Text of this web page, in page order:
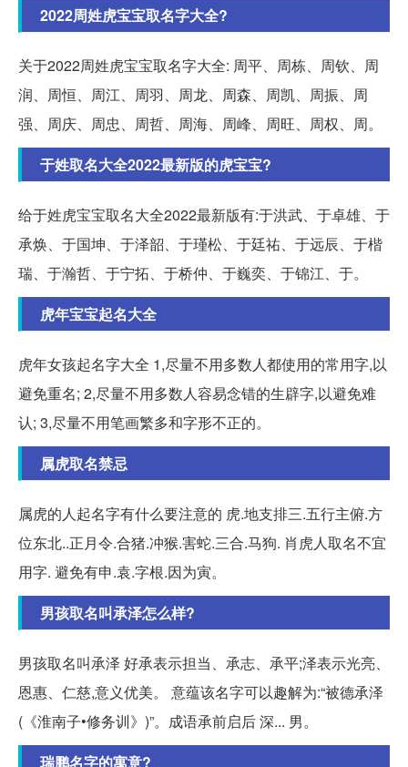
2022周姓虎宝宝取名字大全?
关于2022周姓虎宝宝取名字大全: 周平、周栋、周钦、周
润、周恒、周江、周羽、周龙、周森、周凯、周振、周
强、周庆、周忠、周哲、周海、周峰、周旺、周权、周。
于姓取名大全2022最新版的虎宝宝?
给于姓虎宝宝取名大全2022最新版有:于洪武、于卓雄、于
承焕、于国坤、于泽韶、于瑾松、于廷祐、于远辰、于楷
瑞、于瀚哲、于宁拓、于桥仲、于巍奕、于锦江、于。
虎年宝宝起名大全
虎年女孩起名字大全 1,尽量不用多数人都使用的常用字,以
避免重名; 2,尽量不用多数人容易念错的生辟字,以避免难
认; 3,尽量不用笔画繁多和字形不正的。
属虎取名禁忌
属虎的人起名字有什么要注意的 虎.地支排三.五行主俯.方
位东北..正月令.合猪.冲猴.害蛇.三合.马狗. 肖虎人取名不宜
用字. 避免有申.袁.字根.因为寅。
男孩取名叫承泽怎么样?
男孩取名叫承泽 好承表示担当、承志、承平;泽表示光亮、
恩惠、仁慈,意义优美。 意蕴该名字可以趣解为:“被德承泽
(《淮南子•修务训》)”。成语承前启后 深... 男。
瑞鹏名字的寓意?